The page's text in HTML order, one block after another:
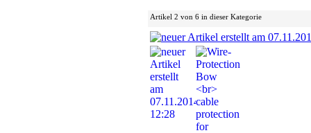
Artikel 2 von 6 in dieser Kategorie